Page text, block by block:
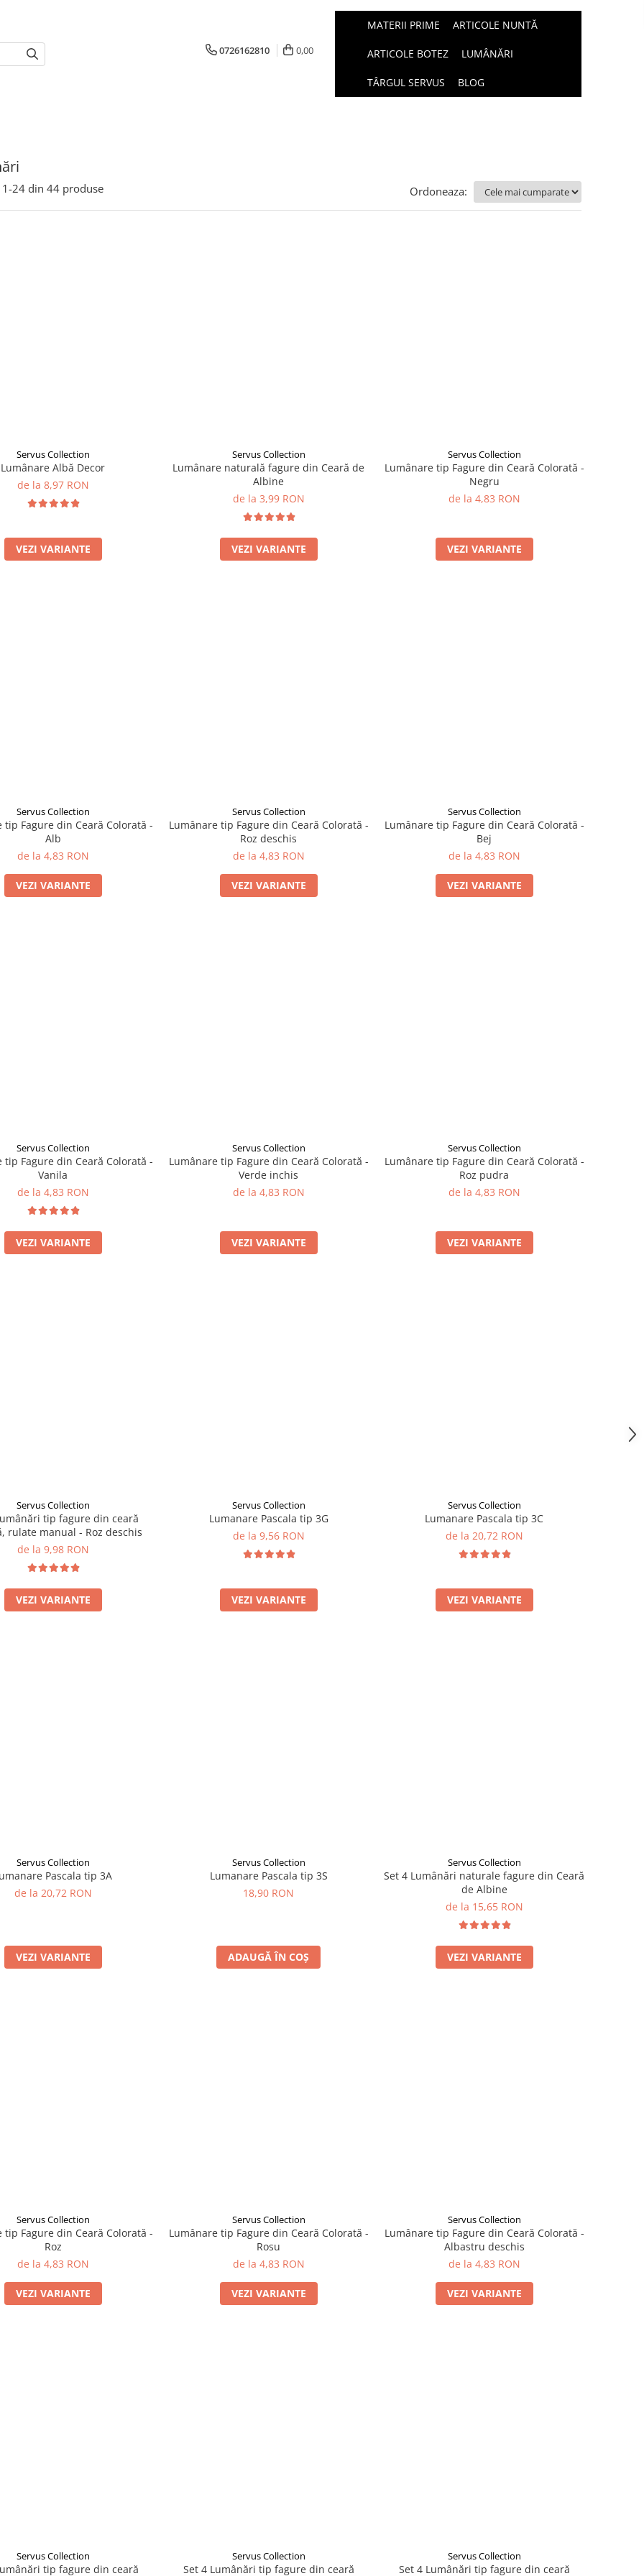
0726162810 0,00
MATERII PRIME ARTICOLE NUNTĂ
ARTICOLE BOTEZ LUMÂNĂRI
TÂRGUL SERVUS BLOG
1-24 din 44 produse Ordoneaza:
Servus Collection
Lumânare Albă Decor
de la 8,97 RON
VEZI VARIANTE
Servus Collection
Lumânare naturală fagure din Ceară de
Albine
de la 3,99 RON
VEZI VARIANTE
Servus Collection
Lumânare tip Fagure din Ceară Colorată -
Negru
de la 4,83 RON
VEZI VARIANTE
Servus Collection
tip Fagure din Ceară Colorată -
Alb
de la 4,83 RON
VEZI VARIANTE
Servus Collection
Lumânare tip Fagure din Ceară Colorată -
Roz deschis
de la 4,83 RON
VEZI VARIANTE
Servus Collection
Lumânare tip Fagure din Ceară Colorată -
Bej
de la 4,83 RON
VEZI VARIANTE
Servus Collection
tip Fagure din Ceară Colorată -
Vanila
de la 4,83 RON
VEZI VARIANTE
Servus Collection
Lumânare tip Fagure din Ceară Colorată -
Verde inchis
de la 4,83 RON
VEZI VARIANTE
Servus Collection
Lumânare tip Fagure din Ceară Colorată -
Roz pudra
de la 4,83 RON
VEZI VARIANTE
Servus Collection
tip fagure din ceară
rulate manual - Roz deschis
de la 9,98 RON
VEZI VARIANTE
Servus Collection
Lumanare Pascala tip 3G
de la 9,56 RON
VEZI VARIANTE
Servus Collection
Lumanare Pascala tip 3C
de la 20,72 RON
VEZI VARIANTE
Servus Collection
Pascala tip 3A
de la 20,72 RON
VEZI VARIANTE
Servus Collection
Lumanare Pascala tip 3S
18,90 RON
ADAUGĂ ÎN COȘ
Servus Collection
Set 4 Lumânări naturale fagure din Ceară
de Albine
de la 15,65 RON
VEZI VARIANTE
Servus Collection
tip Fagure din Ceară Colorată -
Roz
de la 4,83 RON
VEZI VARIANTE
Servus Collection
Lumânare tip Fagure din Ceară Colorată -
Rosu
de la 4,83 RON
VEZI VARIANTE
Servus Collection
Lumânare tip Fagure din Ceară Colorată -
Albastru deschis
de la 4,83 RON
VEZI VARIANTE
Servus Collection
tip fagure din ceară
Servus Collection
Set 4 Lumânări tip fagure din ceară
Servus Collection
Set 4 Lumânări tip fagure din ceară